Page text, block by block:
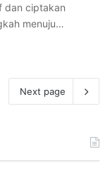
dan ciptakan
menuju…
Next page